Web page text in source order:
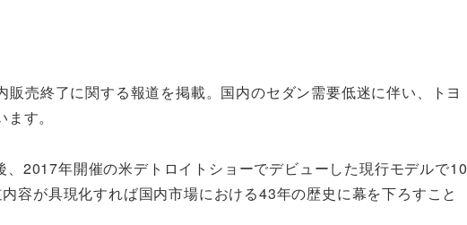
売終了に関する報道を掲載。国内のセダン需要低迷に伴い、トヨ
す。
、2017年開催の米デトロイトショーでデビューした現行モデルで10
容が具現化すれば国内市場における43年の歴史に幕を下ろすこと